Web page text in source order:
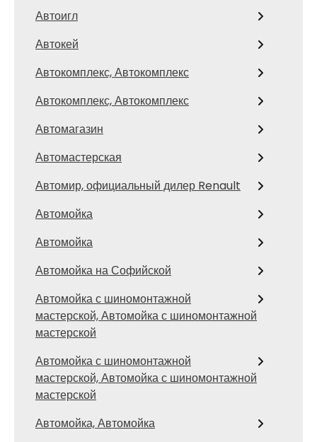
Автоигл
Автокей
Автокомплекс, Автокомплекс
Автокомплекс, Автокомплекс
Автомагазин
Автомастерская
Автомир, официальный дилер Renault
Автомойка
Автомойка
Автомойка на Софийской
Автомойка с шиномонтажной
мастерской, Автомойка с шиномонтажной
мастерской
Автомойка с шиномонтажной
мастерской, Автомойка с шиномонтажной
мастерской
Автомойка, Автомойка